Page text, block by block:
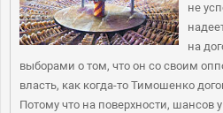
не
на
выборами о том, что он со своим
власть, как когда-то Тимошенко
Потому что на поверхности, шансов